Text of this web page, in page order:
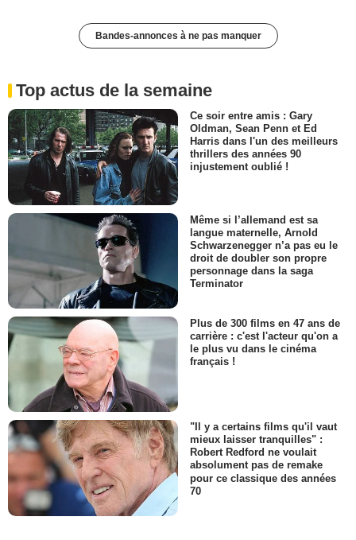
Bandes-annonces à ne pas manquer
Top actus de la semaine
Ce soir entre amis : Gary
Oldman, Sean Penn et Ed
Harris dans l'un des meilleurs
thrillers des années 90
injustement oublié !
Même si l’allemand est sa
langue maternelle, Arnold
Schwarzenegger n’a pas eu le
droit de doubler son propre
personnage dans la saga
Terminator
Plus de 300 films en 47 ans de
carrière : c'est l'acteur qu'on a
le plus vu dans le cinéma
français !
"Il y a certains films qu'il vaut
mieux laisser tranquilles" :
Robert Redford ne voulait
absolument pas de remake
pour ce classique des années
70